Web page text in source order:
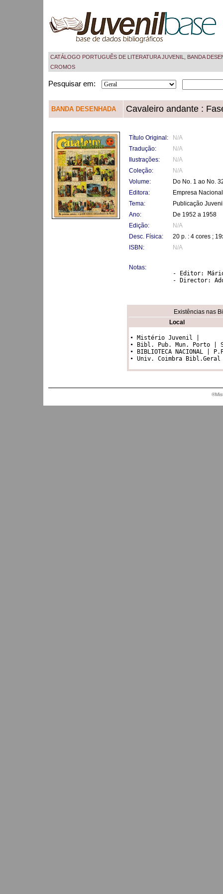
CATÁLOGO PORTUGUÊS DE LITERATURA JUVENIL, BANDA
CROMOS
Pesquisar em:
BANDA DESENHADA Cavaleiro andante :
Título Original:
N/A
Tradução:
N/A
Ilustrações:
N/A
Coleção:
N/A
Volume:
Do No. 1 ao No.
Editora:
Empresa
Tema:
Publicação
Ano:
De 1952 a 1958
Edição:
N/A
Desc. Física:
20 p. : 4 cores ;
ISBN:
N/A
Notas:
- Editor:
- Director:
Existências nas
Local
• Mistério Juvenil |
• Bibl. Pub. Mun. Porto |
• BIBLIOTECA NACIONAL |